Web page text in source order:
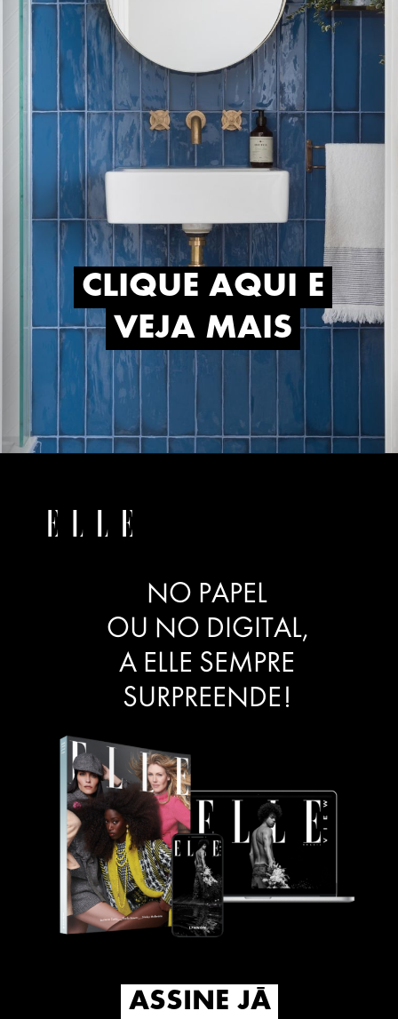
CLIQUE AQUI E
VEJA MAIS
CLIQUE AQUI E
VEJA MAIS
NO PAPEL
OU NO DIGITAL,
A ELLE SEMPRE
SURPREENDE!
ASSINE JÁ
ASSINE JÁ